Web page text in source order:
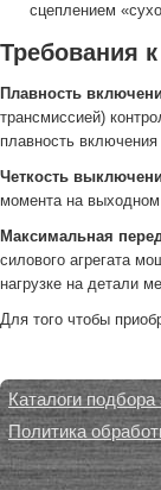
сцеплением
Требования
Плавность
трансмиссией)
плавность
Четкость
момента на
Максимальная
силового агрегата
нагрузке на детали
Для того чтобы
Каталоги подбора
Политика